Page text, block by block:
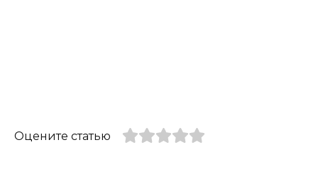
Оцените статью